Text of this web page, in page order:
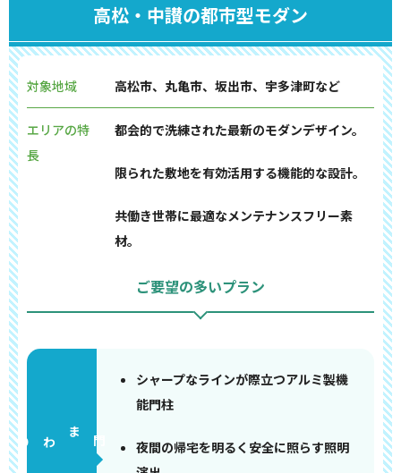
高松・中讃の都市型モダン
対象地域 高松市、丸亀市、坂出市、宇多津町など
エリアの特
長
都会的で洗練された最新のモダンデザイン。
限られた敷地を有効活用する機能的な設計。
共働き世帯に最適なメンテナンスフリー素
材。
ご要望の多いプラン
門まわり
シャープなラインが際立つアルミ製機
能門柱
夜間の帰宅を明るく安全に照らす照明